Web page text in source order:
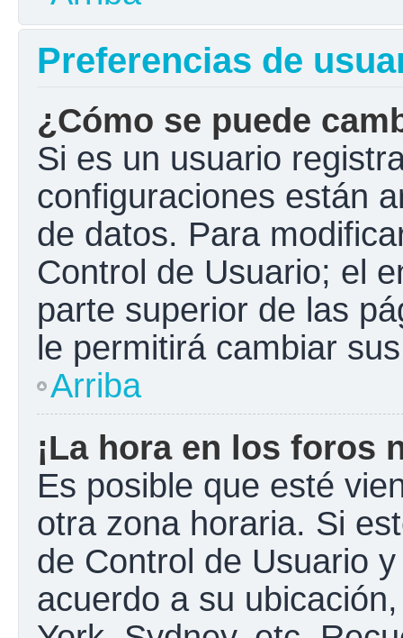
Preferencias de
¿Cómo se puede
Si es un usuario
configuraciones están
de datos. Para
Control de Usuario; el
parte superior de las
le permitirá cambiar
Arriba
¡La hora en los foros
Es posible que esté
otra zona horaria. Si
de Control de Usuario
acuerdo a su